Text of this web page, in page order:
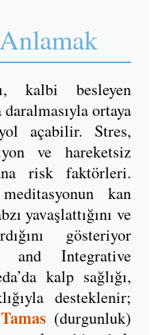
kalbi besleyen
daralmasıyla ortaya
açabilir. Stres,
ve hareketsiz
risk faktörleri.
kan
yavaşlattığını ve
gösteriyor
and Integrative
kalp sağlığı,
desteklenir;
Tamas (durgunluk)